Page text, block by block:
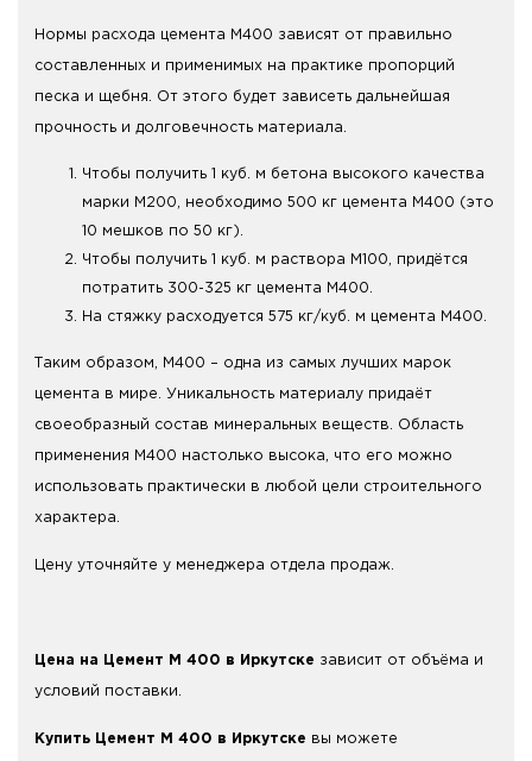
Нормы расхода цемента М400 зависят от правильно
составленных и применимых на практике пропорций
песка и щебня. От этого будет зависеть дальнейшая
прочность и долговечность материала.
Чтобы получить 1 куб. м бетона высокого качества
марки М200, необходимо 500 кг цемента М400 (это
10 мешков по 50 кг).
Чтобы получить 1 куб. м раствора М100, придётся
потратить 300-325 кг цемента М400.
На стяжку расходуется 575 кг/куб. м цемента М400.
Таким образом, М400 – одна из самых лучших марок
цемента в мире. Уникальность материалу придаёт
своеобразный состав минеральных веществ. Область
применения М400 настолько высока, что его можно
использовать практически в любой цели строительного
характера.
Цену уточняйте у менеджера отдела продаж.
Цена на Цемент М 400 в Иркутске зависит от объёма и
условий поставки.
Купить Цемент М 400 в Иркутске вы можете